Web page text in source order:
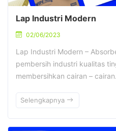
Lap Industri Modern
02/06/2023
Lap Industri Modern –
pembersih industri kualitas
membersihkan cairan –
Selengkapnya